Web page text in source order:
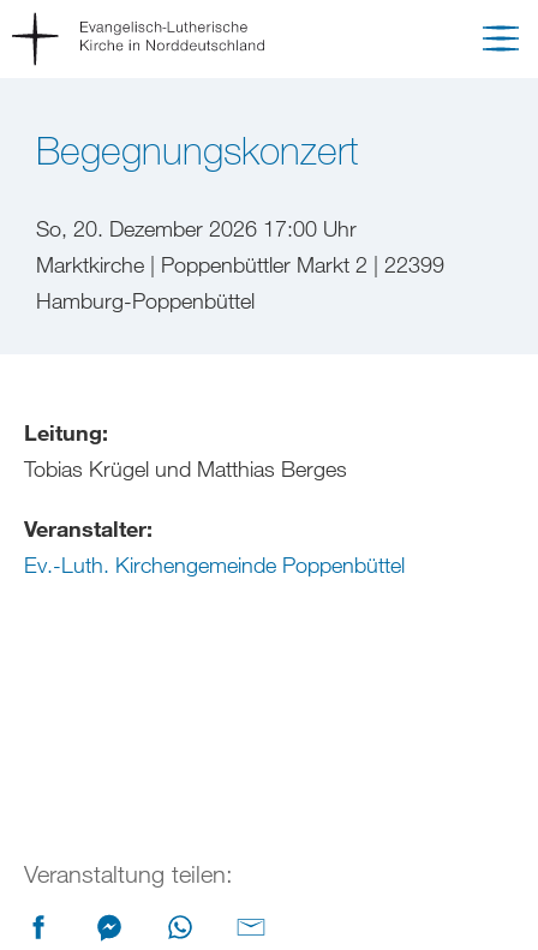
Begegnungskonzert
So, 20. Dezember 2026 17:00 Uhr
Marktkirche | Poppenbüttler Markt 2 | 22399
Hamburg-Poppenbüttel
Leitung:
Tobias Krügel und Matthias Berges
Veranstalter:
Ev.-Luth. Kirchengemeinde Poppenbüttel
Veranstaltung teilen: